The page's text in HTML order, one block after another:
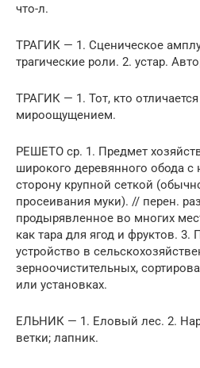
что-л.
ТРАГИК — 1. Сценическое
трагические роли. 2. устар.
ТРАГИК — 1. Тот, кто
мироощущением.
РЕШЕТО ср. 1. Предмет
широкого деревянного обода с
сторону крупной сеткой
просеивания муки). // перен.
продырявленное во многих
как тара для ягод и фруктов.
устройство в
зерноочистительных,
или установках.
ЕЛЬНИК — 1. Еловый лес. 2.
ветки; лапник.